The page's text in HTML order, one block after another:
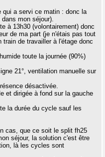
qui a servi ce matin : donc la
mon séjour).
à 13h30 (volontairement) donc
de ma part (je n'étais pas tout
train de travailler à l'étage donc
toute la journée (90%)
21°, ventilation manuelle sur
désactivée.
et dirigée à fond sur la gauche
la durée du cycle sauf les
cas, que ce soit le split fh25
séjour, la solution c'est être
là les cycles sont